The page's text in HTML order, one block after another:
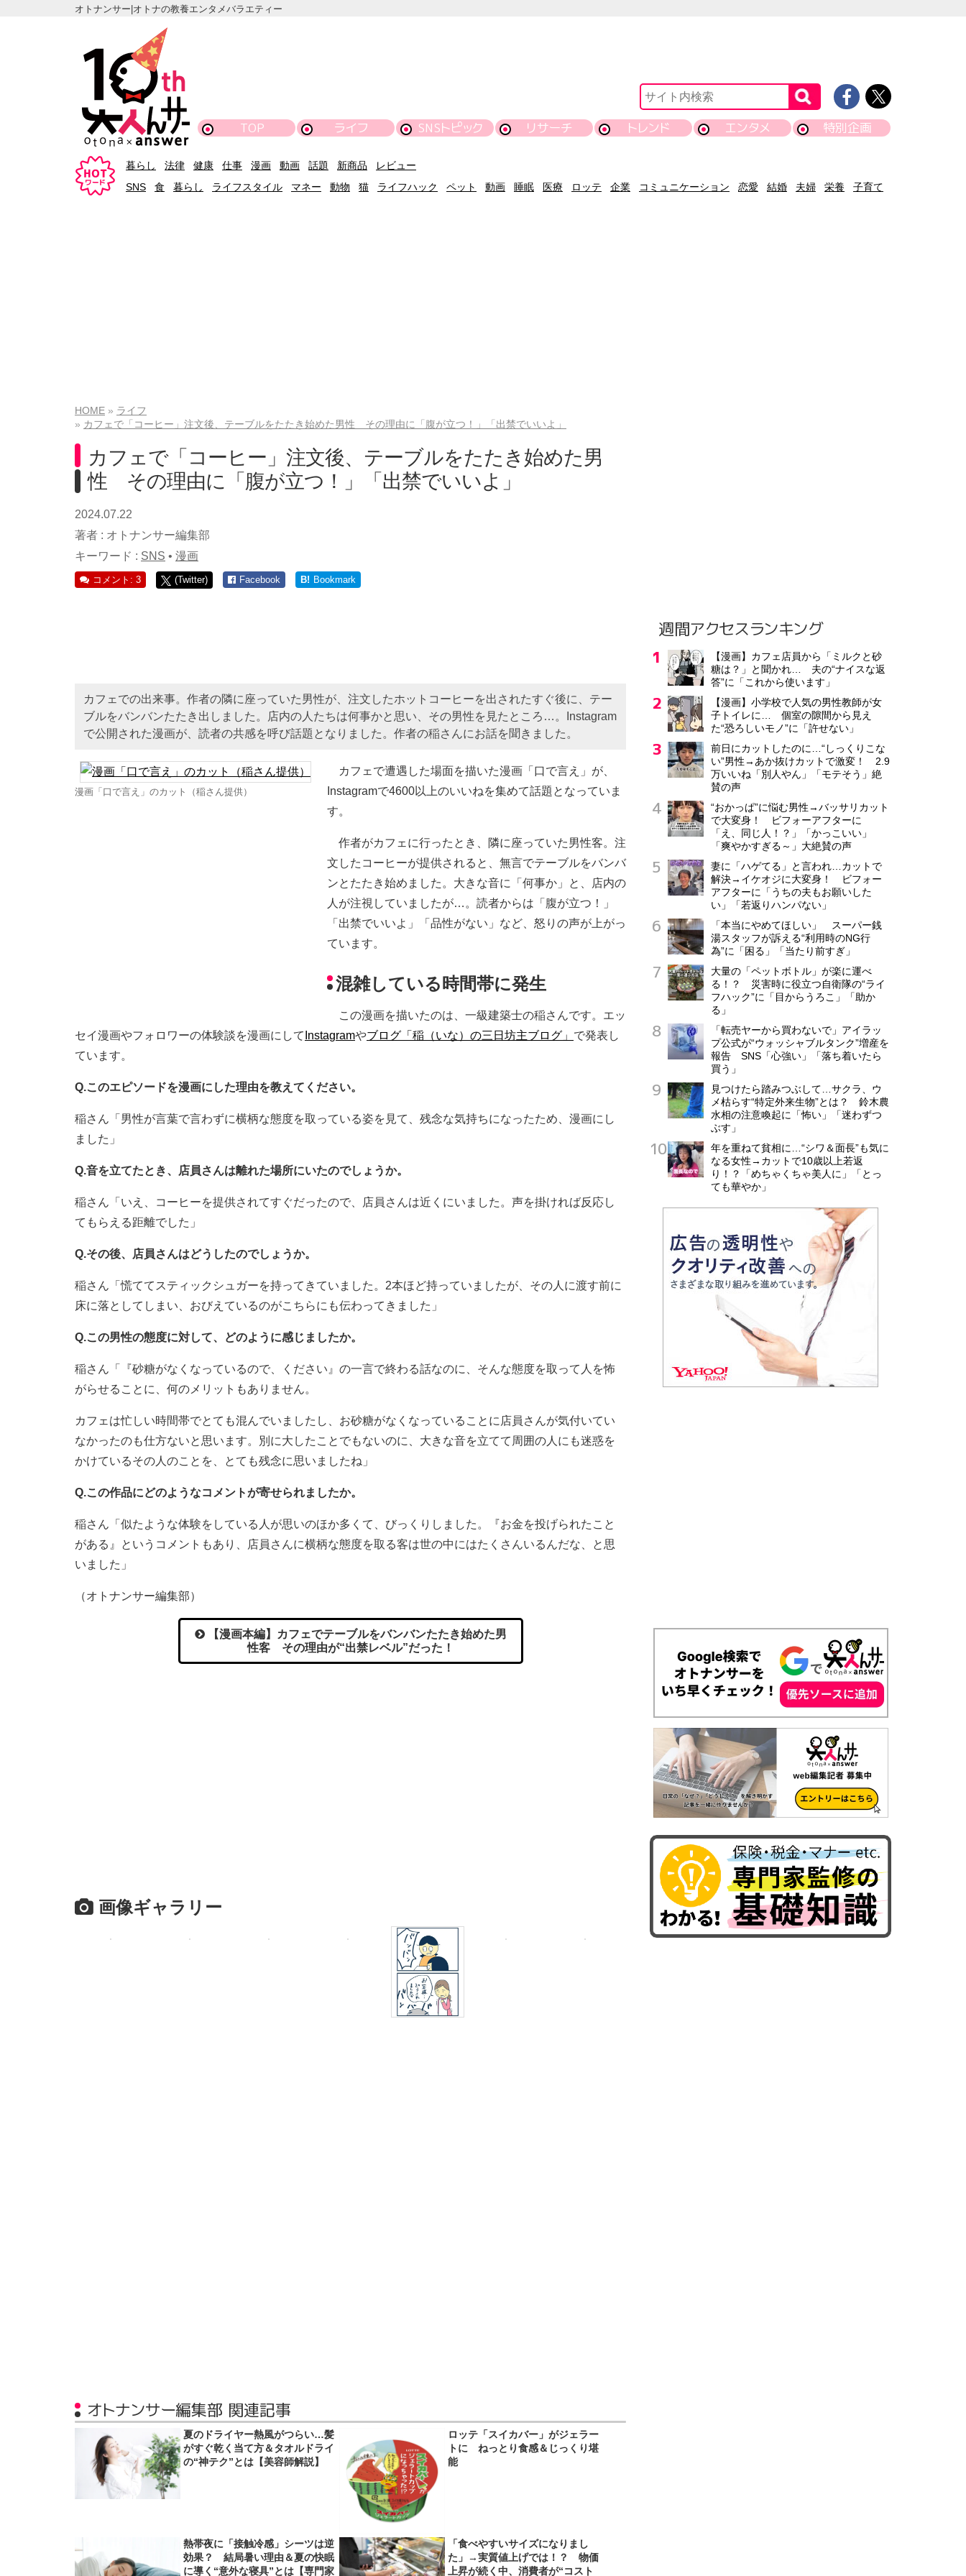
オトナンサー|オトナの教養エンタメバラエティー
TOP ライフ SNSトピック リサーチ トレンド エンタメ 特別企画
暮らし 法律 健康 仕事 漫画 動画 話題 新商品
レビュー
SNS
食 暮らし ライフスタイル マネー 動物 猫 ライフハック ペット 動画 睡眠 医療 ロッテ 企業 コミュニケーション 恋愛 結婚 夫婦 栄養 子育て
HOME
ライフ
カフェで「コーヒー」注文後、テーブルをたたき始めた男性 その理由に「腹が立つ！」「出禁でいいよ」
カフェで「コーヒー」注文後、テーブルをたたき始めた男
性 その理由に「腹が立つ！」「出禁でいいよ」
2024.07.22
著者 : オトナンサー編集部
キーワード : SNS • 漫画
コメント: 3 (Twitter) Facebook B! Bookmark
カフェでの出来事。作者の隣に座っていた男性が、注文したホットコーヒーを出されたすぐ後に、テー
ブルをバンバンたたき出しました。店内の人たちは何事かと思い、その男性を見たところ…。Instagram
で公開された漫画が、読者の共感を呼び話題となりました。作者の稲さんにお話を聞きました。
漫画「口で言え」のカット（稲さん提供）
カフェで遭遇した場面を描いた漫画「口で言え」が、
Instagramで4600以上のいいねを集めて話題となっていま
す。
作者がカフェに行ったとき、隣に座っていた男性客。注
文したコーヒーが提供されると、無言でテーブルをバンバ
ンとたたき始めました。大きな音に「何事か」と、店内の
人が注視していましたが…。読者からは「腹が立つ！」
「出禁でいいよ」「品性がない」など、怒りの声が上がっ
ています。
混雑している時間帯に発生
この漫画を描いたのは、一級建築士の稲さんです。エッ
セイ漫画やフォロワーの体験談を漫画にして Instagramやブログ「稲（いな）の三日坊主ブログ」 で発表し
ています。
Q.このエピソードを漫画にした理由を教えてください。
稲さん「男性が言葉で言わずに横柄な態度を取っている姿を見て、残念な気持ちになったため、漫画にし
ました」
Q.音を立てたとき、店員さんは離れた場所にいたのでしょうか。
稲さん「いえ、コーヒーを提供されてすぐだったので、店員さんは近くにいました。声を掛ければ反応し
てもらえる距離でした」
Q.その後、店員さんはどうしたのでしょうか。
稲さん「慌ててスティックシュガーを持ってきていました。2本ほど持っていましたが、その人に渡す前に
床に落としてしまい、おびえているのがこちらにも伝わってきました」
Q.この男性の態度に対して、どのように感じましたか。
稲さん「『砂糖がなくなっているので、ください』の一言で終わる話なのに、そんな態度を取って人を怖
がらせることに、何のメリットもありません。
カフェは忙しい時間帯でとても混んでいましたし、お砂糖がなくなっていることに店員さんが気付いてい
なかったのも仕方ないと思います。別に大したことでもないのに、大きな音を立てて周囲の人にも迷惑を
かけているその人のことを、とても残念に思いましたね」
Q.この作品にどのようなコメントが寄せられましたか。
稲さん「似たような体験をしている人が思いのほか多くて、びっくりしました。『お金を投げられたこと
がある』というコメントもあり、店員さんに横柄な態度を取る客は世の中にはたくさんいるんだな、と思
いました」
（オトナンサー編集部）
【漫画本編】カフェでテーブルをバンバンたたき始めた男
性客 その理由が“出禁レベル”だった！
画像ギャラリー
オトナンサー編集部 関連記事
夏のドライヤー熱風がつらい…髪
がすぐ乾く当て方＆タオルドライ
の“神テク”とは【美容師解説】
ロッテ「スイカバー」がジェラー
トに ねっとり食感＆じっくり堪
能
熱帯夜に「接触冷感」シーツは逆
効果？ 結局暑い理由＆夏の快眠
に導く“意外な寝具”とは【専門家
「食べやすいサイズになりまし
た」→実質値上げでは！？ 物価
上昇が続く中、消費者が“コスト
週間アクセスランキング
【漫画】カフェ店員から「ミルクと砂
糖は？」と聞かれ… 夫の“ナイスな返
答”に「これから使います」
【漫画】小学校で人気の男性教師が女
子トイレに… 個室の隙間から見え
た“恐ろしいモノ”に「許せない」
前日にカットしたのに…“しっくりこな
い”男性→あか抜けカットで激変！ 2.9
万いいね「別人やん」「モテそう」絶
賛の声
“おかっぱ”に悩む男性→バッサリカット
で大変身！ ビフォーアフターに
「え、同じ人！？」「かっこいい」
「爽やかすぎる～」大絶賛の声
妻に「ハゲてる」と言われ…カットで
解決→イケオジに大変身！ ビフォー
アフターに「うちの夫もお願いした
い」「若返りハンパない」
「本当にやめてほしい」 スーパー銭
湯スタッフが訴える“利用時のNG行
為”に「困る」「当たり前すぎ」
大量の「ペットボトル」が楽に運べ
る！？ 災害時に役立つ自衛隊の“ライ
フハック”に「目からうろこ」「助か
る」
「転売ヤーから買わないで」アイラッ
プ公式が“ウォッシャブルタンク”増産を
報告 SNS「心強い」「落ち着いたら
買う」
見つけたら踏みつぶして…サクラ、ウ
メ枯らす“特定外来生物”とは？ 鈴木農
水相の注意喚起に「怖い」「迷わずつ
ぶす」
年を重ねて貧相に…“シワ＆面長”も気に
なる女性→カットで10歳以上若返
り！？「めちゃくちゃ美人に」「とっ
ても華やか」